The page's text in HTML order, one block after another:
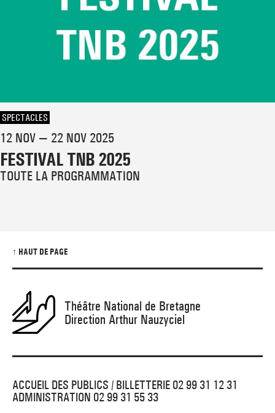
SPECTACLES
12 NOV — 22 NOV 2025
FESTIVAL TNB 2025
TOUTE LA PROGRAMMATION
↑ HAUT DE PAGE
Théâtre National de Bretagne
Direction Arthur Nauzyciel
ACCUEIL DES PUBLICS / BILLETTERIE 02 99 31 12 31
ADMINISTRATION 02 99 31 55 33